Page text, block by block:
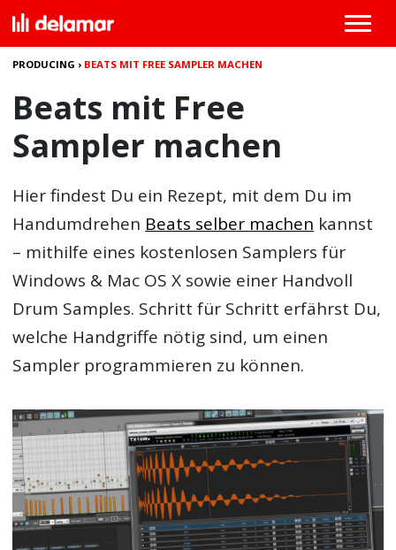
PRODUCING › BEATS MIT FREE SAMPLER MACHEN
Beats mit Free
Sampler machen
Hier findest Du ein Rezept, mit dem Du im
Handumdrehen Beats selber machen kannst
– mithilfe eines kostenlosen Samplers für
Windows & Mac OS X sowie einer Handvoll
Drum Samples. Schritt für Schritt erfährst Du,
welche Handgriffe nötig sind, um einen
Sampler programmieren zu können.